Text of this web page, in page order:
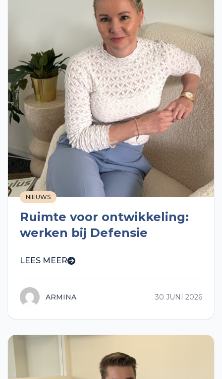
NIEUWS
Ruimte voor ontwikkeling:
werken bij Defensie
LEES MEER
ARMINA 30 JUNI 2026